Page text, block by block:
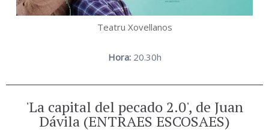
Teatru Xovellanos
Hora:20.30h
'La capital del pecado 2.0', de Juan
Dávila (ENTRAES ESCOSAES)